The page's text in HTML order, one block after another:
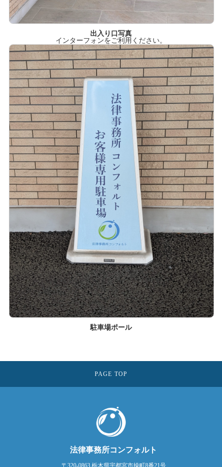
出入り口写真
インターフォンをご利用ください。
駐車場ポール
PAGE TOP
法律事務所コンフォルト